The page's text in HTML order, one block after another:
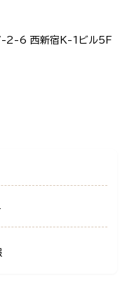
2-6 西新宿K-1ビル5F